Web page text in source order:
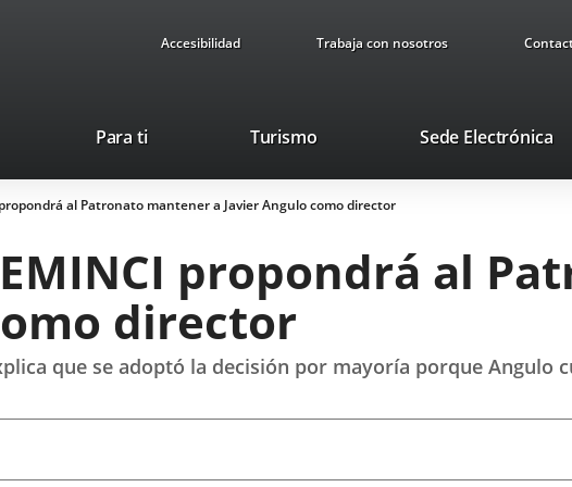
Accesibilidad Trabaja con nosotros
Para ti TurismoEste
se
abrirá
ventana
Sede Electrónica
al Patronato mantener a Javier Angulo como director
propondrá al
director
que se adoptó la decisión por mayoría porque Angulo